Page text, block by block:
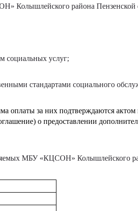
Колышлейского района Пензенской
социальных услуг;
стандартами социального
оплаты за них подтверждаются
о предоставлении
МБУ «КЦСОН» Колышлейского